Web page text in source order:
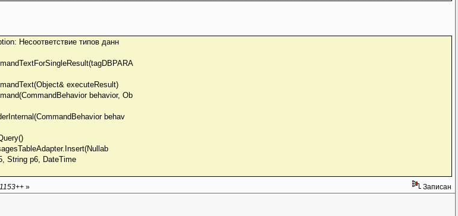
Несоответствие типов данн
executeResult)
behavior, Ob
behav
String p6, DateTime
» Записан